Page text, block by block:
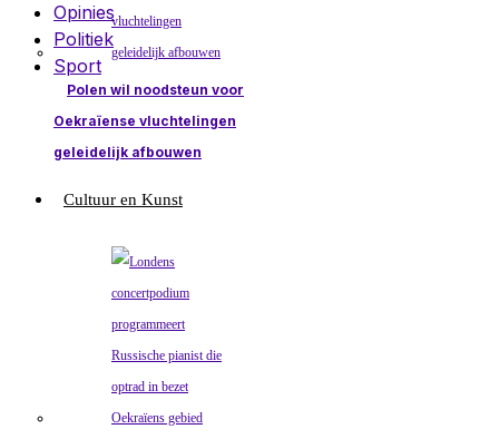
Polen wil noodsteun voor
Oekraïense vluchtelingen
geleidelijk afbouwen
Cultuur en Kunst
Opinies
Politiek
Sport